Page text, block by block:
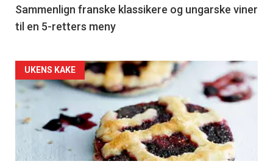
5
Sammenlign franske klassikere og ungarske viner
til en 5-retters meny
Forsiden
akkurat
nå
UKENS KAKE